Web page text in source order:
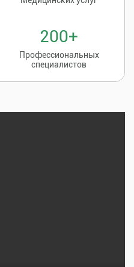
200+
Профессиональных
специалистов